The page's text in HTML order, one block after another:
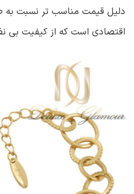
دلیل قیمت مناسب تر نسبت به
اقتصادی است که از کیفیت بی